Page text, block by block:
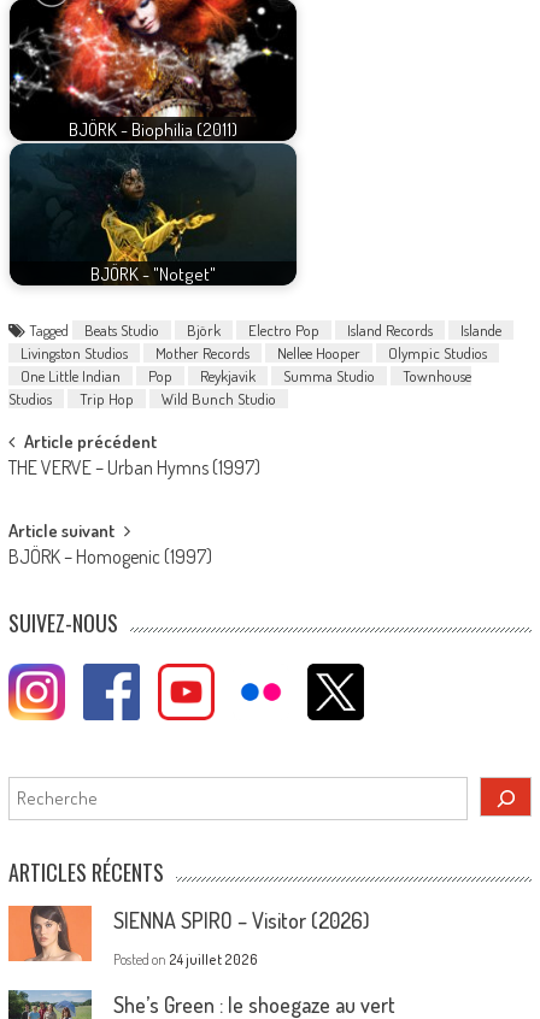
BJÖRK - Biophilia (2011)
BJÖRK - "Notget"
Tagged Beats Studio Björk Electro Pop Island Records
Islande
Livingston Studios
Mother Records Nellee Hooper
Olympic Studios
One Little Indian
Pop Reykjavik Summa Studio
Townhouse
Studios
Trip Hop Wild Bunch Studio
Post
navigation
Article précédent
THE VERVE – Urban Hymns (1997)
Article suivant
BJÖRK – Homogenic (1997)
SUIVEZ-NOUS
Rechercher
ARTICLES RÉCENTS
SIENNA SPIRO – Visitor (2026)
Posted on 24 juillet 2026
She’s Green : le shoegaze au vert